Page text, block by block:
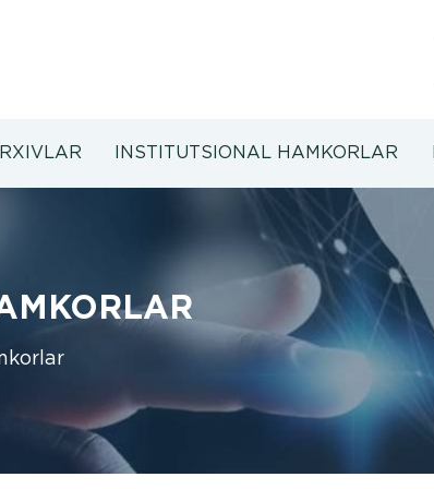
INSTITUTSIONAL HAMKORLAR